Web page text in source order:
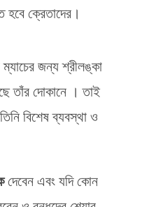
ক্রেতাদের।
ম্যাচের জন্য শ্রীলঙ্কা
তাঁর দোকানে । তাই
বিশেষ ব্যবস্থা ও
দেবেন এবং যদি কোন